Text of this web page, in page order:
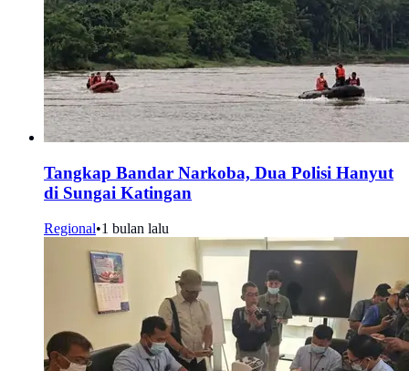
Tangkap Bandar Narkoba, Dua Polisi Hanyut
di Sungai Katingan
Regional•1 bulan lalu